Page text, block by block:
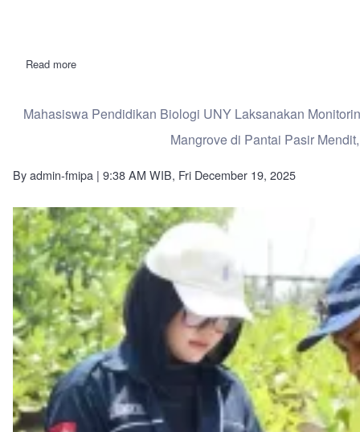
Read more
Pengelolaan
Berkelanjutan
Sekolah
Dasar
Langsa
Aceh
Mahasiswa Pendidikan Biologi UNY Laksanakan
Mangrove di Pantai Pasir
Byadmin-fmipa | 9:38 AM WIB, Fri December 19, 2025